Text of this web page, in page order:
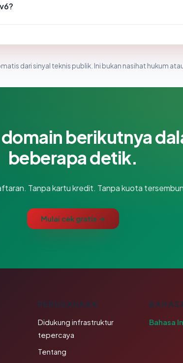
dari sinyal teknis publik. Ini bukan nasihat hukum
domain berikutnya
beberapa detik.
Tanpa kartu kredit. Tanpa kuota
Mulai cek gratis →
PERUSAHAAN
Didukung infrastruktur
tepercaya
Tentang
Bahasa